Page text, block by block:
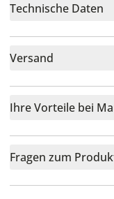
Technische Daten
Versand
Ihre Vorteile bei
Fragen zum